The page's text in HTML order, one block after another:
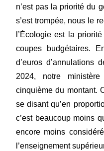
n’est pas la priorité du
s’est trompée, nous le
l’Écologie est la
coupes budgétaires.
d’euros d’annulations
2024, notre
cinquième du montant.
se disant qu’en
c’est beaucoup moins
encore moins
l’enseignement